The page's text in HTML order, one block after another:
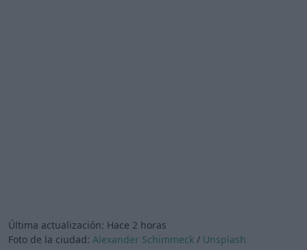
Última actualización: Hace 2 horas
Foto de la ciudad: Alexander Schimmeck / Unsplash